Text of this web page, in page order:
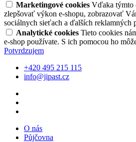
Marketingové cookies Vďaka týmto
zlepšovať výkon e-shopu, zobrazovať
sociálnych sieťach a ďalších reklamných
Analytické cookies Tieto cookies
e-shop používate. S ich pomocou ho
Potvrdzujem
+420 495 215 115
info@jipast.cz
O nás
Půjčovna